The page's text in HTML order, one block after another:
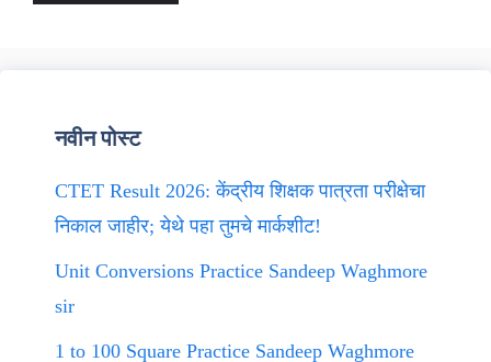
नवीन पोस्ट
CTET Result 2026: केंद्रीय शिक्षक पात्रता परीक्षेचा
निकाल जाहीर; येथे पहा तुमचे मार्कशीट!
Unit Conversions Practice Sandeep Waghmore
sir
1 to 100 Square Practice Sandeep Waghmore